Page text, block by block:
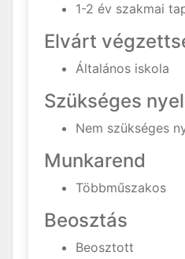
1-2 év szakmai
Elvárt
Általános iskola
Szükséges
Nem szükséges
Munkarend
Többműszakos
Beosztás
Beosztott